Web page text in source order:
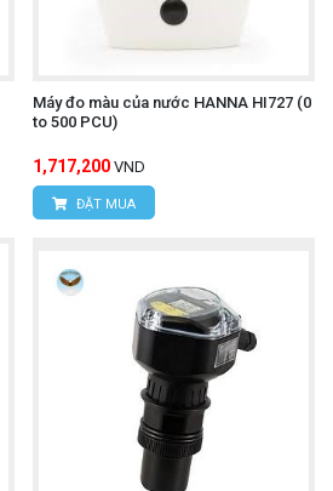
Máy đo màu của nước HANNA HI727 (0
to 500 PCU)
1,717,200 VND
ĐẶT MUA